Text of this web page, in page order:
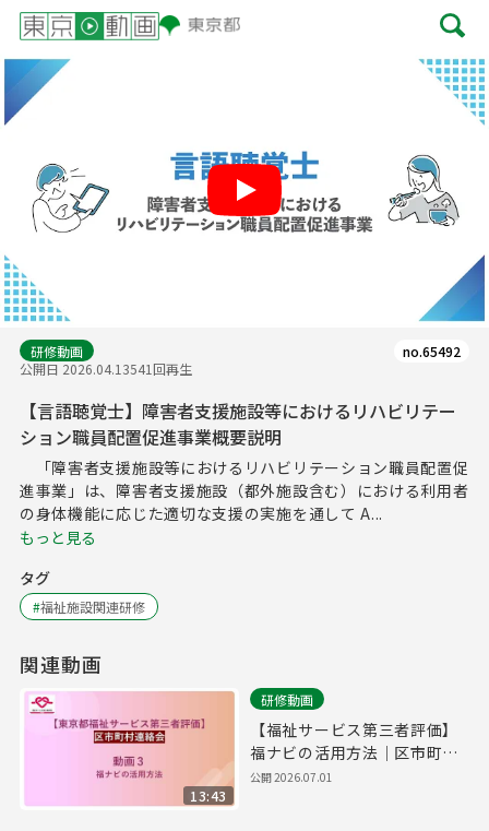
Play
研修動画
公開日 2026.04.13541回再生
no.65492
【言語聴覚士】障害者支援施設等におけるリハビリテー
ション職員配置促進事業概要説明
「障害者支援施設等におけるリハビリテーション職員配置促
進事業」は、障害者支援施設（都外施設含む）における利用者
の身体機能に応じた適切な支援の実施を通して A...
もっと見る
タグ
#福祉施設関連研修
関連動画
13:43
研修動画
【福祉サービス第三者評価】
福ナビの活用方法｜区市町村
連絡会＃３
公開2026.07.01